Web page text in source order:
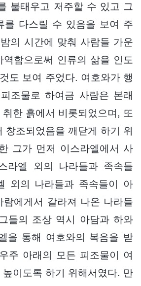
불태우고 저주할 수 있고 그
를 다스릴 수 있음을 보여 주
의 시간에 맞춰 사람들 가운
역함으로써 인류의 삶을 인도
도 보여 주었다. 여호와가 행
조물로 하여금 사람은 본래
한 흙에서 비롯되었으며, 또
창조되었음을 깨닫게 하기 위
그가 먼저 이스라엘에서 사
라엘 외의 나라들과 족속들
외의 나라들과 족속들이 아
람에게서 갈라져 나온 나라들
들의 조상 역시 아담과 하와
을 통해 여호와의 복음을 받
주 아래의 모든 피조물이 여
높이도록 하기 위해서였다. 만